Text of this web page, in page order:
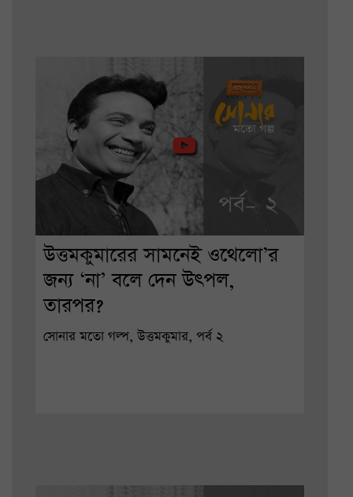
উত্তমকুমারের সামনেই ওথেলো’র
জন্য ‘না’ বলে দেন উৎপল,
তারপর?
সোনার মতো গল্প, উত্তমকুমার, পর্ব ২